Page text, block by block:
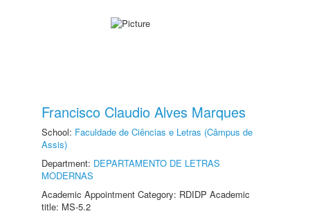
Francisco Claudio Alves Marques
School: Faculdade de Ciências e Letras (Câmpus de
Assis)
Department: DEPARTAMENTO DE LETRAS
MODERNAS
Academic Appointment Category: RDIDP Academic
title: MS-5.2